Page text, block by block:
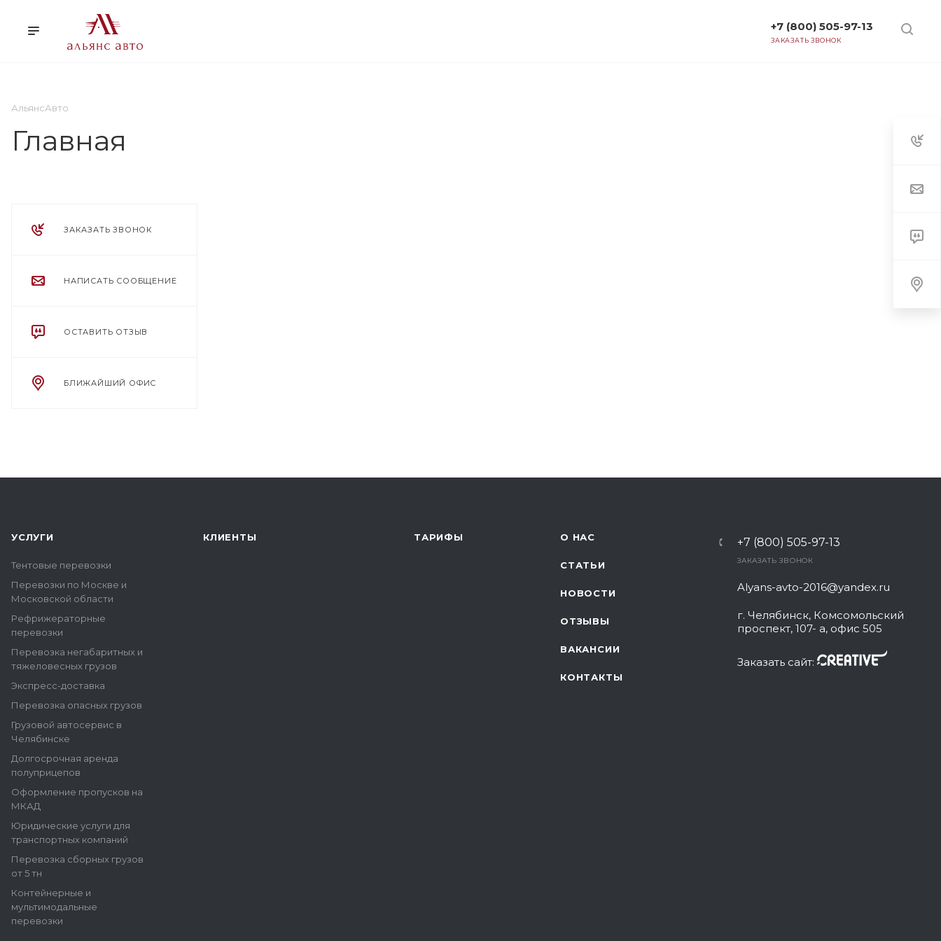
+7 (800) 505-97-13
ЗАКАЗАТЬ ЗВОНОК
АльянсАвто
Главная
ЗАКАЗАТЬ ЗВОНОК
НАПИСАТЬ СООБЩЕНИЕ
ОСТАВИТЬ ОТЗЫВ
БЛИЖАЙШИЙ ОФИС
УСЛУГИ
Тентовые перевозки
Перевозки по Москве и
Московской области
Рефрижераторные
перевозки
Перевозка негабаритных и
тяжеловесных грузов
Экспресс-доставка
Перевозка опасных грузов
Грузовой автосервис в
Челябинске
Долгосрочная аренда
полуприцепов
Оформление пропусков на
МКАД
Юридические услуги для
транспортных компаний
Перевозка сборных грузов
от 5 тн
Контейнерные и
мультимодальные
перевозки
КЛИЕНТЫ ТАРИФЫ О НАС
СТАТЬИ
НОВОСТИ
ОТЗЫВЫ
ВАКАНСИИ
КОНТАКТЫ
+7 (800) 505-97-13
ЗАКАЗАТЬ ЗВОНОК
Alyans-avto-2016@yandex.ru
г. Челябинск, Комсомольский
проспект, 107- а, офис 505
Заказать сайт: